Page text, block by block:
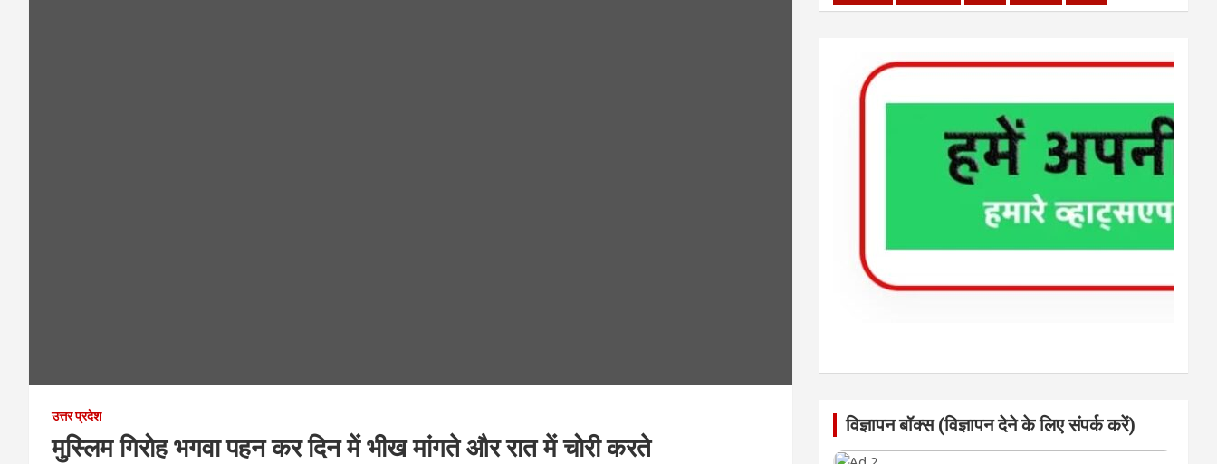
उत्तर प्रदेश
मुस्लिम गिरोह भगवा पहन कर दिन में भीख मांगते और रात में चोरी करते
विज्ञापन बॉक्स (विज्ञापन देने के लिए संपर्क करें)